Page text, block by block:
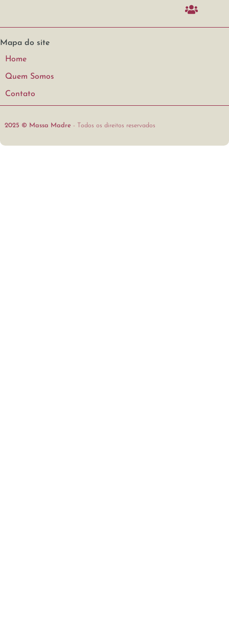
Mapa do site
Home
Quem Somos
Contato
2025 © Massa Madre - Todos os direitos reservados